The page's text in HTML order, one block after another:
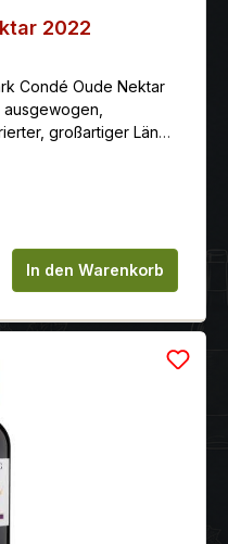
2022
Condé Oude Nektar
großartiger Länge
den
In den Warenkorb